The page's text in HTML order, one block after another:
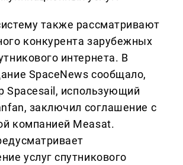
также рассматривают
конкурента зарубежных
интернета. В
SpaceNews сообщало,
Spacesail, использующий
заключил соглашение с
компанией Measat.
услуг спутникового